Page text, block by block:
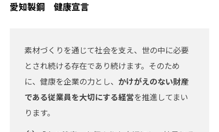
愛知製鋼 健康宣言
素材づくりを通じて社会を支え、世の中に必要
とされ続ける存在であり続けます。そのため
に、健康を企業の力とし、 かけがえのない財産
である従業員を大切にする経営を推進してまい
ります。